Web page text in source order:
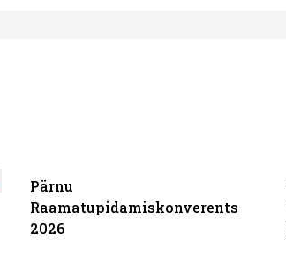
Pärnu
Raamatupidamiskonverents
2026